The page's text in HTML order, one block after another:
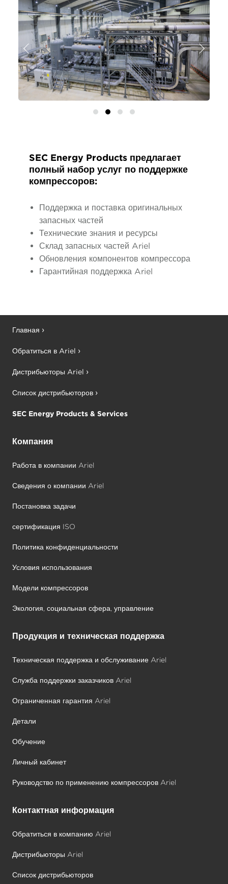
Назад Далее
SEC Energy Products предлагает
полный набор услуг по поддержке
компрессоров:
Поддержка и поставка оригинальных
запасных частей
Технические знания и ресурсы
Склад запасных частей Ariel
Обновления компонентов компрессора
Гарантийная поддержка Ariel
Главная
Обратиться в Ariel
Дистрибьюторы Ariel
Список дистрибьюторов
SEC Energy Products & Services
Компания
Работа в компании Ariel
Сведения о компании Ariel
Постановка задачи
сертификация ISO
Политика конфиденциальности
Условия использования
Модели компрессоров
Экология, социальная сфера, управление
Продукция и техническая поддержка
Техническая поддержка и обслуживание Ariel
Служба поддержки заказчиков Ariel
Ограниченная гарантия Ariel
Детали
Обучение
Личный кабинет
Руководство по применению компрессоров Ariel
Контактная информация
Обратиться в компанию Ariel
Дистрибьюторы Ariel
Список дистрибьюторов